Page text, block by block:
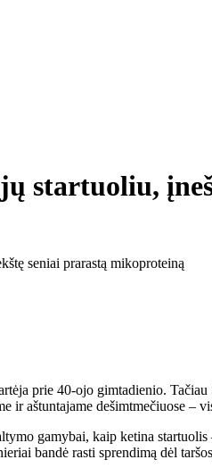
startuoliu,
seniai prarastą mikoproteiną
prie 40-ojo gimtadienio.
ir aštuntajame dešimtmečiuose –
gamybai, kaip ketina
bandė rasti sprendimą dėl